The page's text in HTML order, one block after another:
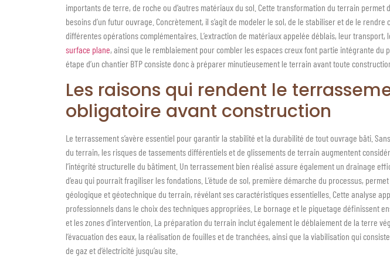
importants de terre, de roche ou d’autres matériaux du sol. Cette transformation du terrain permet
besoins d’un futur ouvrage. Concrètement, il s’agit de modeler le sol, de le stabiliser et de le
différentes opérations complémentaires. L’extraction de matériaux appelée déblais, leur transport,
surface plane, ainsi que le remblaiement pour combler les espaces creux font partie intégrante du
étape d’un chantier BTP consiste donc à préparer minutieusement le terrain avant toute
Les raisons qui rendent le
obligatoire avant construction
Le terrassement s’avère essentiel pour garantir la stabilité et la durabilité de tout ouvrage bâti.
du terrain, les risques de tassements différentiels et de glissements de terrain augmentent
l’intégrité structurelle du bâtiment. Un terrassement bien réalisé assure également un drainage
d’eau qui pourrait fragiliser les fondations. L’étude de sol, première démarche du processus,
géologique et géotechnique du terrain, révélant ses caractéristiques essentielles. Cette analyse
professionnels dans le choix des techniques appropriées. Le bornage et le piquetage définissent
et les zones d’intervention. La préparation du terrain inclut également le déblaiement de la terre
l’évacuation des eaux, la réalisation de fouilles et de tranchées, ainsi que la viabilisation qui
de gaz et d’électricité jusqu’au site.